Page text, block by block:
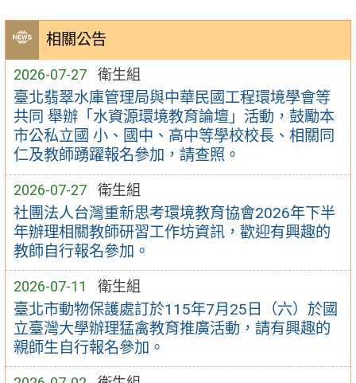
相關公告
2026-07-27 衛生組
臺北翡翠水庫管理局與中華民國工程環境學會等
共同 舉辦「水資源環境教育論壇」活動，鼓勵本
市公私立國 小、國中、高中等學校校長、相關同
仁及教師踴躍報名參加，請查照。
2026-07-27 衛生組
社團法人台灣重新思考環境教育協會2026年下半
年辦理相關教師研習工作坊資訊，歡迎有興趣的
教師自行報名參加。
2026-07-11 衛生組
臺北市動物保護處訂於115年7月25日（六）於國
立臺灣大學辦理猛禽教育推廣活動，請有興趣的
親師生自行報名參加。